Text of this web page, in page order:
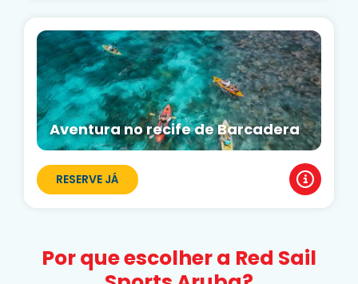
Aventura no recife de Barcadera
RESERVE JÁ
Por que escolher a Red Sail